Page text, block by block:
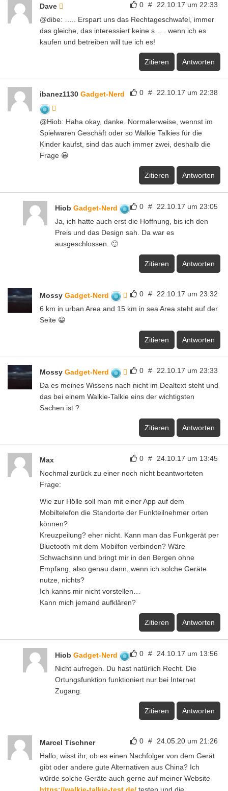
0 # 22.10.17 um 22:33
Dave
@dibe: ….. Erspart uns das Rechtageschwafel, immer
das gleiche, das interessiert keine s… . wenn ich es
kaufen und betreiben will tue ich es!
Zitieren Antworten
0 # 22.10.17 um 22:38
ibanez1130 Gadget-Nerd
@Hiob: Haha okay, danke. Normalerweise, wennst im
Spielwaren Geschäft oder so Walkie Talkies für die
Kinder kaufst, sind das auch immer zwei, deshalb die
Frage 😀
Zitieren Antworten
0 # 22.10.17 um 23:05
Hiob Gadget-Nerd
Ja, ich hatte auch erst die Hoffnung, bis ich den
Preis und das Design sah. Da war es
ausgeschlossen. 🙂
Zitieren Antworten
0 # 22.10.17 um 23:32
Mossy Gadget-Nerd
6 km in urban Area and 15 km in sea Area steht auf der
Seite 😀
Zitieren Antworten
0 # 22.10.17 um 23:33
Mossy Gadget-Nerd
Da es meines Wissens nach nicht im Dealtext steht und
das bei einem Walkie-Talkie eins der wichtigsten
Sachen ist ?
Zitieren Antworten
0 # 24.10.17 um 13:45
Max
Nochmal zurück zu einer noch nicht beantworteten
Frage:
Wie zur Hölle soll man mit einer App auf dem
Mobiltelefon die Standorte der Funkteilnehmer orten
können?
Kreuzpeilung? eher nicht. Kann man das Funkgerät per
Bluetooth mit dem Mobilfon verbinden? Wäre
Schwachsinn und bringt mir in den Bergen ohne
Empfang, also genau dann, wenn ich solche Geräte
nutze, nichts?
Ich kanns mir nicht vorstellen…
Kann mich jemand aufklären?
Zitieren Antworten
0 # 24.10.17 um 13:56
Hiob Gadget-Nerd
Nicht aufregen. Du hast natürlich Recht. Die
Ortungsfunktion funktioniert nur bei Internet
Zugang.
Zitieren Antworten
0 # 24.05.20 um 21:26
Marcel Tischner
Hallo, wisst ihr, ob es einen Nachfolger von dem Gerät
gibt oder andere gute Alternativen aus China? Ich
würde solche Geräte auch gerne auf meiner Website